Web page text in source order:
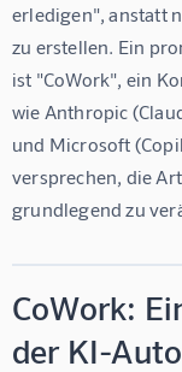
erledigen", anstatt
zu erstellen. Ein
ist "CoWork", ein
wie Anthropic
und Microsoft
versprechen, die
grundlegend zu
CoWork:
der KI-